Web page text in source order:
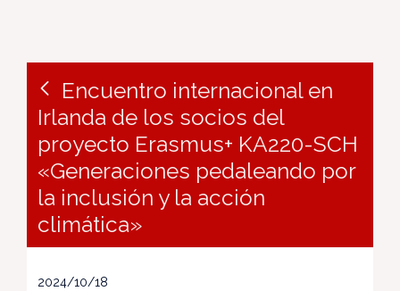
Encuentro internacional en
Irlanda de los socios del
proyecto Erasmus+ KA220-SCH
«Generaciones pedaleando por
la inclusión y la acción
climática»
2024/10/18